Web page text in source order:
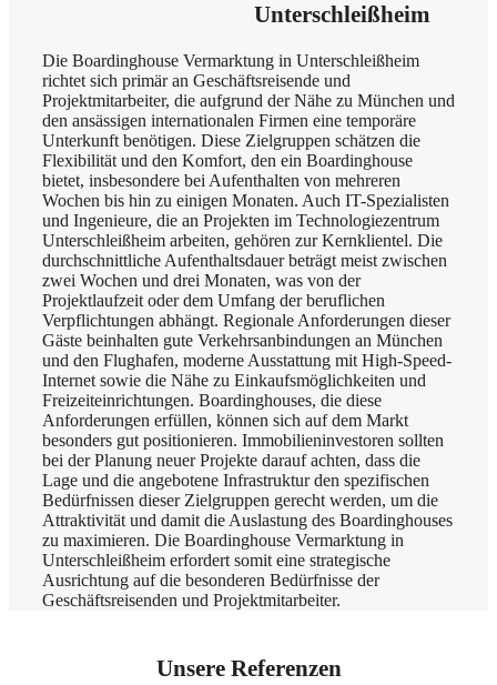
Unterschleißheim
Die Boardinghouse Vermarktung in Unterschleißheim
richtet sich primär an Geschäftsreisende und
Projektmitarbeiter, die aufgrund der Nähe zu München und
den ansässigen internationalen Firmen eine temporäre
Unterkunft benötigen. Diese Zielgruppen schätzen die
Flexibilität und den Komfort, den ein Boardinghouse
bietet, insbesondere bei Aufenthalten von mehreren
Wochen bis hin zu einigen Monaten. Auch IT-Spezialisten
und Ingenieure, die an Projekten im Technologiezentrum
Unterschleißheim arbeiten, gehören zur Kernklientel. Die
durchschnittliche Aufenthaltsdauer beträgt meist zwischen
zwei Wochen und drei Monaten, was von der
Projektlaufzeit oder dem Umfang der beruflichen
Verpflichtungen abhängt. Regionale Anforderungen dieser
Gäste beinhalten gute Verkehrsanbindungen an München
und den Flughafen, moderne Ausstattung mit High-Speed-
Internet sowie die Nähe zu Einkaufsmöglichkeiten und
Freizeiteinrichtungen. Boardinghouses, die diese
Anforderungen erfüllen, können sich auf dem Markt
besonders gut positionieren. Immobilieninvestoren sollten
bei der Planung neuer Projekte darauf achten, dass die
Lage und die angebotene Infrastruktur den spezifischen
Bedürfnissen dieser Zielgruppen gerecht werden, um die
Attraktivität und damit die Auslastung des Boardinghouses
zu maximieren. Die Boardinghouse Vermarktung in
Unterschleißheim erfordert somit eine strategische
Ausrichtung auf die besonderen Bedürfnisse der
Geschäftsreisenden und Projektmitarbeiter.
Unsere Referenzen